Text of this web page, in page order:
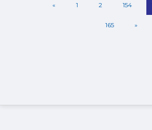
« 1 2 154
165 »